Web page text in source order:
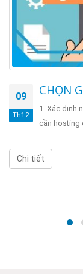
09
Th12
CHỌN
1. Xác định
cần hosting
Chi tiết